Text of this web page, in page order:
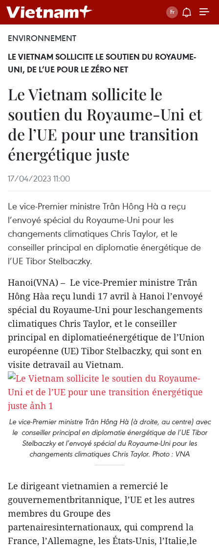
ENVIRONNEMENT
LE VIETNAM SOLLICITE LE SOUTIEN DU ROYAUME-
UNI, DE L’UE POUR LE ZÉRO NET
Le Vietnam sollicite le
soutien du Royaume-Uni et
de l’UE pour une transition
énergétique juste
17/04/2023 11:00
Le vice-Premier ministre Trân Hông Hà a reçu
l’envoyé spécial du Royaume-Uni pour les
changements climatiques Chris Taylor, et le
conseiller principal en diplomatie énergétique de
l’UE Tibor Stelbaczky.
Hanoi(VNA) – Le vice-Premier ministre Trân
Hông Hàa reçu lundi 17 avril à Hanoi l’envoyé
spécial du Royaume-Uni pour leschangements
climatiques Chris Taylor, et le conseiller
principal en diplomatieénergétique de l’Union
européenne (UE) Tibor Stelbaczky, qui sont en
visite detravail au Vietnam.
Le vice-Premier ministre Trân Hông Hà (à droite, au centre) avec
le conseiller principal en diplomatie énergétique de l’UE Tibor
Stelbaczky et l’envoyé spécial du Royaume-Uni pour les
changements climatiques Chris Taylor. Photo : VNA
Le dirigeant vietnamien a remercié le
gouvernementbritannique, l’UE et les autres
membres du Groupe des
partenairesinternationaux, qui comprend la
France, l’Allemagne, les États-Unis, l’Italie,le